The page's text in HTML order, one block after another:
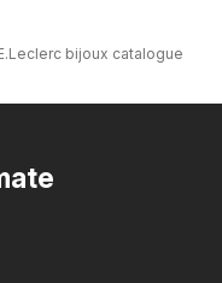
bijoux catalogue